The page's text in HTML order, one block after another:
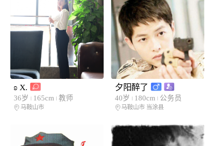
ʚ X.
36岁 165cm 教师
马鞍山市
夕阳醉了
40岁 180cm 公务员
马鞍山市 当涂县